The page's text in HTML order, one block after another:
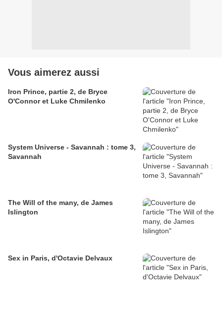
Vous aimerez aussi
Iron Prince, partie 2, de Bryce
O'Connor et Luke Chmilenko
System Universe - Savannah : tome 3,
Savannah
The Will of the many, de James
Islington
Sex in Paris, d'Octavie Delvaux